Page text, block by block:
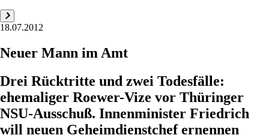
18.07.2012
Neuer Mann im Amt
Drei Rücktritte und zwei Todesfälle:
ehemaliger Roewer-Vize vor Thüringer
NSU-Ausschuß. Innenminister Friedrich
will neuen Geheimdienstchef ernennen